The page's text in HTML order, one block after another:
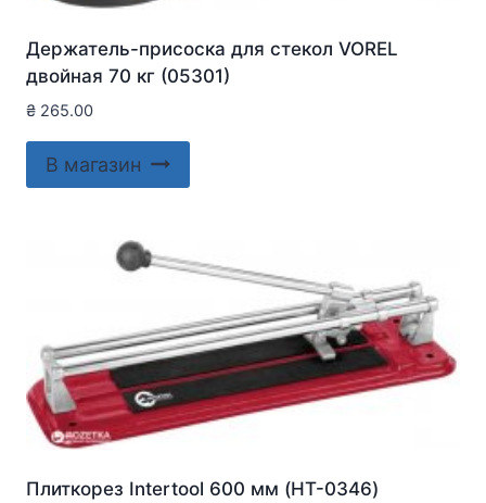
Держатель-присоска для стекол VOREL
двойная 70 кг (05301)
₴ 265.00
В магазин
Плиткорез Intertool 600 мм (HT-0346)